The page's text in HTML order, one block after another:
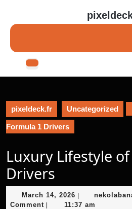
content
Open
pixeldeck.fr Uncategorized
Formula 1 Drivers
Luxury Lifestyle
Drivers
March 14, 2026 March
14,
Comment
11:37 am